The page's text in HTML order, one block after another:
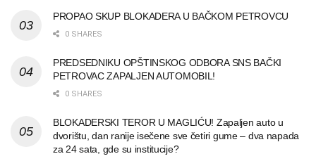
PROPAO SKUP BLOKADERA U BAČKOM PETROVCU
0 SHARES
PREDSEDNIKU OPŠTINSKOG ODBORA SNS BAČKI
PETROVAC ZAPALJEN AUTOMOBIL!
0 SHARES
BLOKADERSKI TEROR U MAGLIĆU! Zapaljen auto u
dvorištu, dan ranije isečene sve četiri gume – dva napada
za 24 sata, gde su institucije?